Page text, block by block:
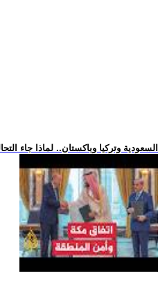
.. السعودية وتركيا وباكستان.. لماذا جاء